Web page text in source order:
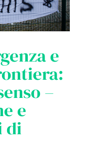
e
–
e
di